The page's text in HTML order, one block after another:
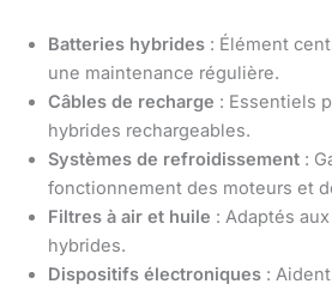
Batteries hybrides : Élément
une maintenance régulière.
Câbles de recharge : Essentiels
hybrides rechargeables.
Systèmes de refroidissement :
fonctionnement des moteurs et
Filtres à air et huile : Adaptés
hybrides.
Dispositifs électroniques :